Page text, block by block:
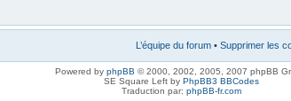
L’équipe du forum • Supprimer les
Powered by phpBB © 2000, 2002, 2005, 2007 phpBB
SE Square Left by PhpBB3 BBCodes
Traduction par: phpBB-fr.com